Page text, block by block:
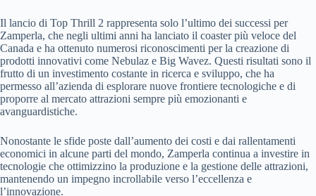
Il lancio di Top Thrill 2 rappresenta solo l’ultimo dei successi per
Zamperla, che negli ultimi anni ha lanciato il coaster più veloce del
Canada e ha ottenuto numerosi riconoscimenti per la creazione di
prodotti innovativi come Nebulaz e Big Wavez. Questi risultati sono il
frutto di un investimento costante in ricerca e sviluppo, che ha
permesso all’azienda di esplorare nuove frontiere tecnologiche e di
proporre al mercato attrazioni sempre più emozionanti e
avanguardistiche.
Nonostante le sfide poste dall’aumento dei costi e dai rallentamenti
economici in alcune parti del mondo, Zamperla continua a investire in
tecnologie che ottimizzino la produzione e la gestione delle attrazioni,
mantenendo un impegno incrollabile verso l’eccellenza e
l’innovazione.